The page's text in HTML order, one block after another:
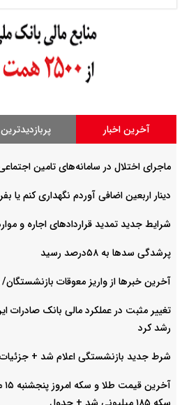
آخرین اخبار پربازدیدترین
ماجرای اختلال در سامانه‌های تامین
دینار اربعین اضافی آوردم نگهداری کنم یا
شرایط جدید تمدید قراردادهای اجاره و
پرشدگی سدها به ۵۸درصد رسید
آخرین خبرها از واریز معوقات
رشد کرد
شرط جدید بازنشستگی اعلام شد + جزئیات